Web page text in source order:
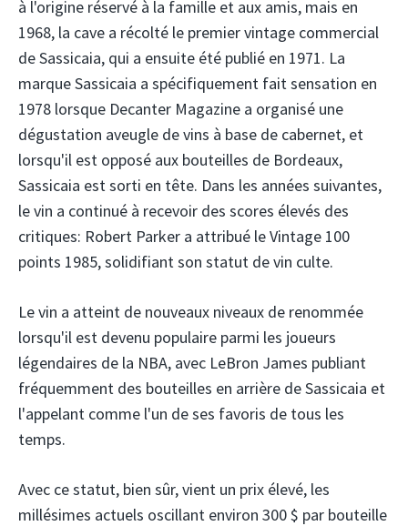
à l'origine réservé à la famille et aux amis, mais en
1968, la cave a récolté le premier vintage commercial
de Sassicaia, qui a ensuite été publié en 1971. La
marque Sassicaia a spécifiquement fait sensation en
1978 lorsque Decanter Magazine a organisé une
dégustation aveugle de vins à base de cabernet, et
lorsqu'il est opposé aux bouteilles de Bordeaux,
Sassicaia est sorti en tête. Dans les années suivantes,
le vin a continué à recevoir des scores élevés des
critiques: Robert Parker a attribué le Vintage 100
points 1985, solidifiant son statut de vin culte.
Le vin a atteint de nouveaux niveaux de renommée
lorsqu'il est devenu populaire parmi les joueurs
légendaires de la NBA, avec LeBron James publiant
fréquemment des bouteilles en arrière de Sassicaia et
l'appelant comme l'un de ses favoris de tous les
temps.
Avec ce statut, bien sûr, vient un prix élevé, les
millésimes actuels oscillant environ 300 $ par bouteille